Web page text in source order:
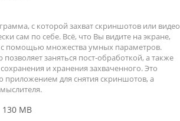
с которой захват скриншотов или видео
сам по себе. Всё, что Вы видите на экране,
с помощью множества умных параметров.
заняться пост-обработкой, а также
и хранения захваченного. Это
приложением для снятия скриншотов, а
130 MB